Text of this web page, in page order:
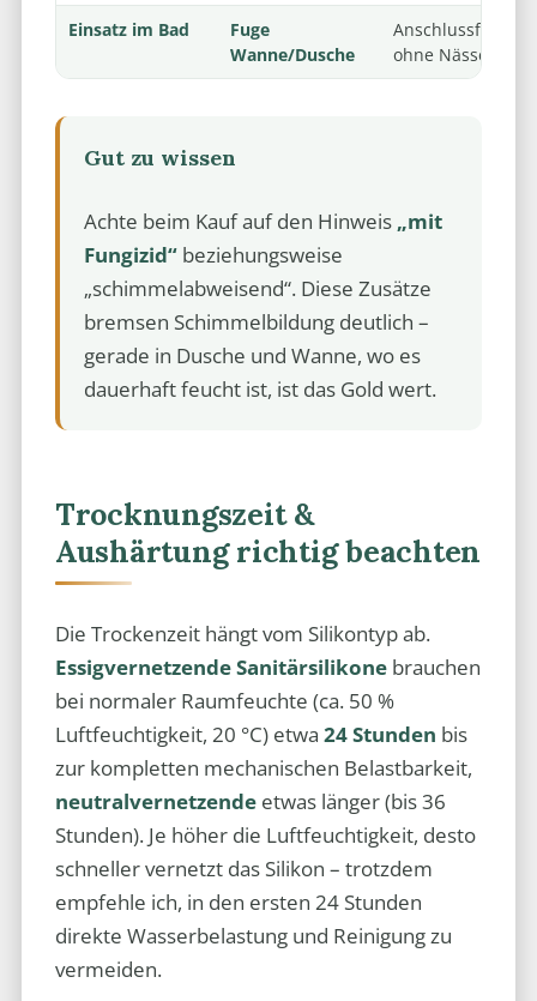
Einsatz im Bad
Fuge
Wanne/Dusche
Anschlussfugen
ohne Nässe
Gut zu wissen
Achte beim Kauf auf den Hinweis „mit
Fungizid“beziehungsweise
„schimmelabweisend“. Diese Zusätze
bremsen Schimmelbildung deutlich –
gerade in Dusche und Wanne, wo es
dauerhaft feucht ist, ist das Gold wert.
Trocknungszeit &
Aushärtung richtig beachten
Die Trockenzeit hängt vom Silikontyp ab.
Essigvernetzende Sanitärsilikonebrauchen
bei normaler Raumfeuchte (ca. 50 %
Luftfeuchtigkeit, 20 °C) etwa 24 Stunden bis
zur kompletten mechanischen Belastbarkeit,
neutralvernetzendeetwas länger (bis 36
Stunden). Je höher die Luftfeuchtigkeit, desto
schneller vernetzt das Silikon – trotzdem
empfehle ich, in den ersten 24 Stunden
direkte Wasserbelastung und Reinigung zu
vermeiden.